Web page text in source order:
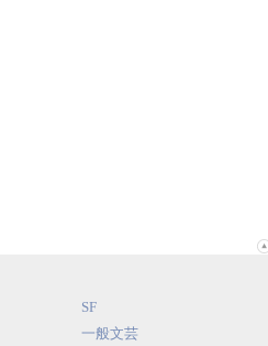
SF
一般文芸